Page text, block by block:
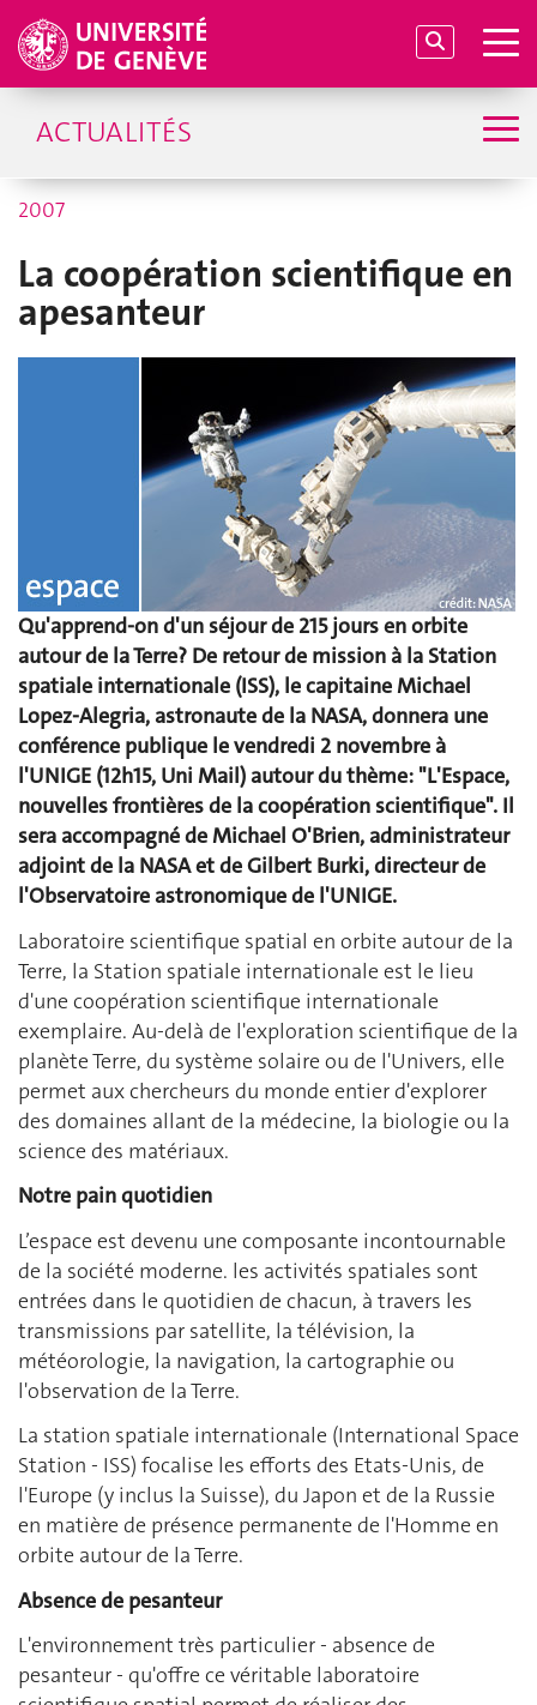
ACTUALITÉS
2007
La coopération scientifique en
apesanteur
Qu'apprend-on d'un séjour de 215 jours en orbite
autour de la Terre? De retour de mission à la Station
spatiale internationale (ISS), le capitaine Michael
Lopez-Alegria, astronaute de la NASA, donnera une
conférence publique le vendredi 2 novembre à
l'UNIGE (12h15, Uni Mail) autour du thème: "L'Espace,
nouvelles frontières de la coopération scientifique". Il
sera accompagné de Michael O'Brien, administrateur
adjoint de la NASA et de Gilbert Burki, directeur de
l'Observatoire astronomique de l'UNIGE.
Laboratoire scientifique spatial en orbite autour de la
Terre, la Station spatiale internationale est le lieu
d'une coopération scientifique internationale
exemplaire. Au-delà de l'exploration scientifique de la
planète Terre, du système solaire ou de l'Univers, elle
permet aux chercheurs du monde entier d'explorer
des domaines allant de la médecine, la biologie ou la
science des matériaux.
Notre pain quotidien
L’espace est devenu une composante incontournable
de la société moderne. les activités spatiales sont
entrées dans le quotidien de chacun, à travers les
transmissions par satellite, la télévision, la
météorologie, la navigation, la cartographie ou
l'observation de la Terre.
La station spatiale internationale (International Space
Station - ISS) focalise les efforts des Etats-Unis, de
l'Europe (y inclus la Suisse), du Japon et de la Russie
en matière de présence permanente de l'Homme en
orbite autour de la Terre.
Absence de pesanteur
L'environnement très particulier - absence de
pesanteur - qu'offre ce véritable laboratoire